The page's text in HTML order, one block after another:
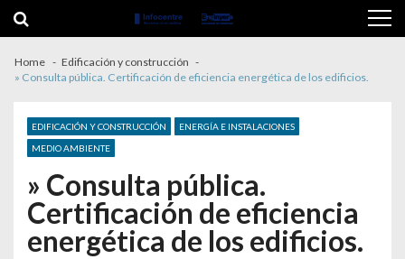
Home
Edificación y construcción
» Consulta pública. Certificación de eficiencia energética de los edificios.
EDIFICACIÓN Y CONSTRUCCIÓN
ENERGÍA E INSTALACIONES
MEDIO AMBIENTE
» Consulta pública.
Certificación de eficiencia
energética de los edificios.